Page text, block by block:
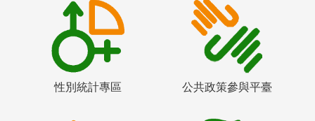
性別統計專區 公共政策參與平臺